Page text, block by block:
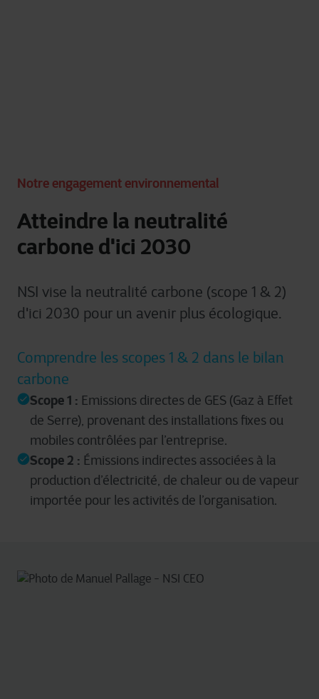
Notre engagement environnemental
Atteindre la neutralité
carbone d'ici 2030
NSI vise la neutralité carbone (scope 1 & 2)
d'ici 2030 pour un avenir plus écologique.
Comprendre les scopes 1 & 2 dans le bilan
carbone
Scope 1 : Emissions directes de GES (Gaz à Effet
de Serre), provenant des installations fixes ou
mobiles contrôlées par l’entreprise.
Scope 2 : Émissions indirectes associées à la
production d’électricité, de chaleur ou de vapeur
importée pour les activités de l’organisation.